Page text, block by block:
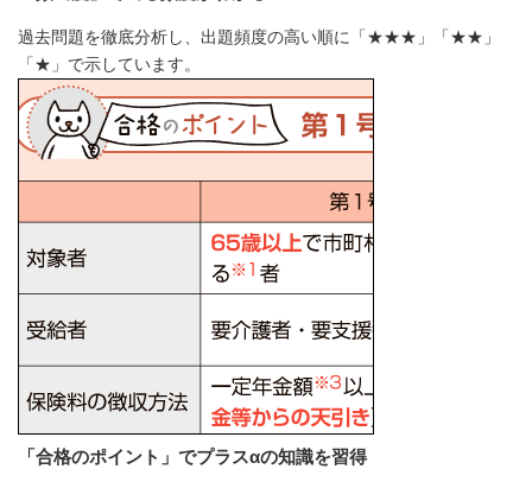
過去問題を徹底分析し、出題頻度の高い順に「★★★」「★★」
「★」で示しています。
「合格のポイント」でプラスαの知識を習得